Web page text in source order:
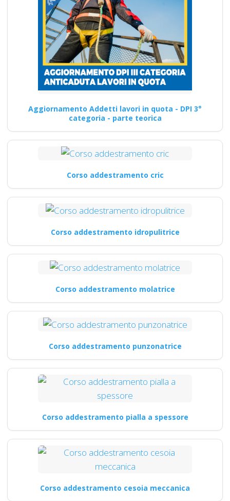
Aggiornamento Addetti lavori in quota - DPI 3°
categoria - parte teorica
Corso addestramento cric
Corso addestramento idropulitrice
Corso addestramento molatrice
Corso addestramento punzonatrice
Corso addestramento pialla a spessore
Corso addestramento cesoia meccanica